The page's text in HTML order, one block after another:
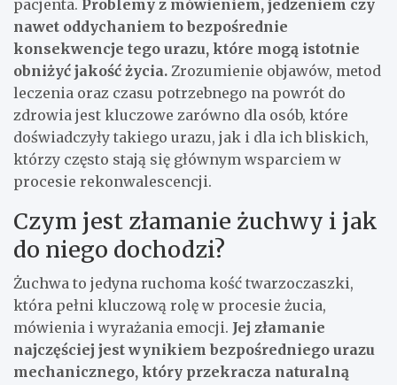
pacjenta. Problemy z mówieniem, jedzeniem czy
nawet oddychaniem to bezpośrednie
konsekwencje tego urazu, które mogą istotnie
obniżyć jakość życia. Zrozumienie objawów, metod
leczenia oraz czasu potrzebnego na powrót do
zdrowia jest kluczowe zarówno dla osób, które
doświadczyły takiego urazu, jak i dla ich bliskich,
którzy często stają się głównym wsparciem w
procesie rekonwalescencji.
Czym jest złamanie żuchwy i jak
do niego dochodzi?
Żuchwa to jedyna ruchoma kość twarzoczaszki,
która pełni kluczową rolę w procesie żucia,
mówienia i wyrażania emocji. Jej złamanie
najczęściej jest wynikiem bezpośredniego urazu
mechanicznego, który przekracza naturalną